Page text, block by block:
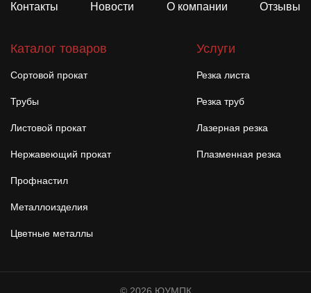
Контакты
Новости О компании Отзывы
Каталог товаров
Сортовой прокат
Трубы
Листовой прокат
Нержавеющий прокат
Профнастил
Металлоизделия
Цветные металлы
Услуги
Резка листа
Резка труб
Лазерная резка
Плазменная резка